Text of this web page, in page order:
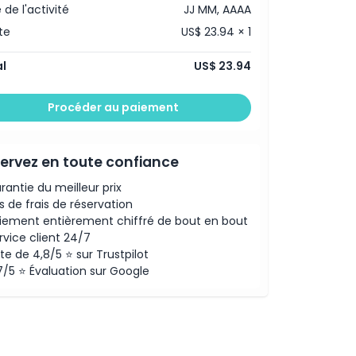
de l'activité
JJ MM, AAAA
US$ 23.94 × 1
US$ 23.94
Procéder au paiement
en toute confiance
du meilleur prix
de frais de réservation
entièrement chiffré de bout en bout
client 24/7
de 4,8/5 ⭐ sur Trustpilot
5 ⭐ Évaluation sur Google